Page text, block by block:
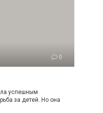
0
успешным
за детей. Но она